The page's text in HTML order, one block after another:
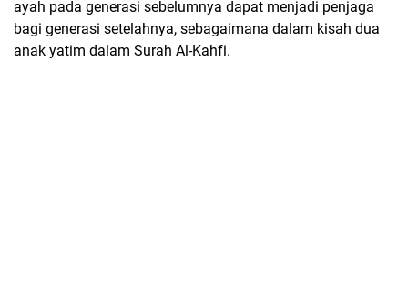
ayah pada generasi sebelumnya dapat menjadi penjaga
bagi generasi setelahnya, sebagaimana dalam kisah dua
anak yatim dalam Surah Al-Kahfi.